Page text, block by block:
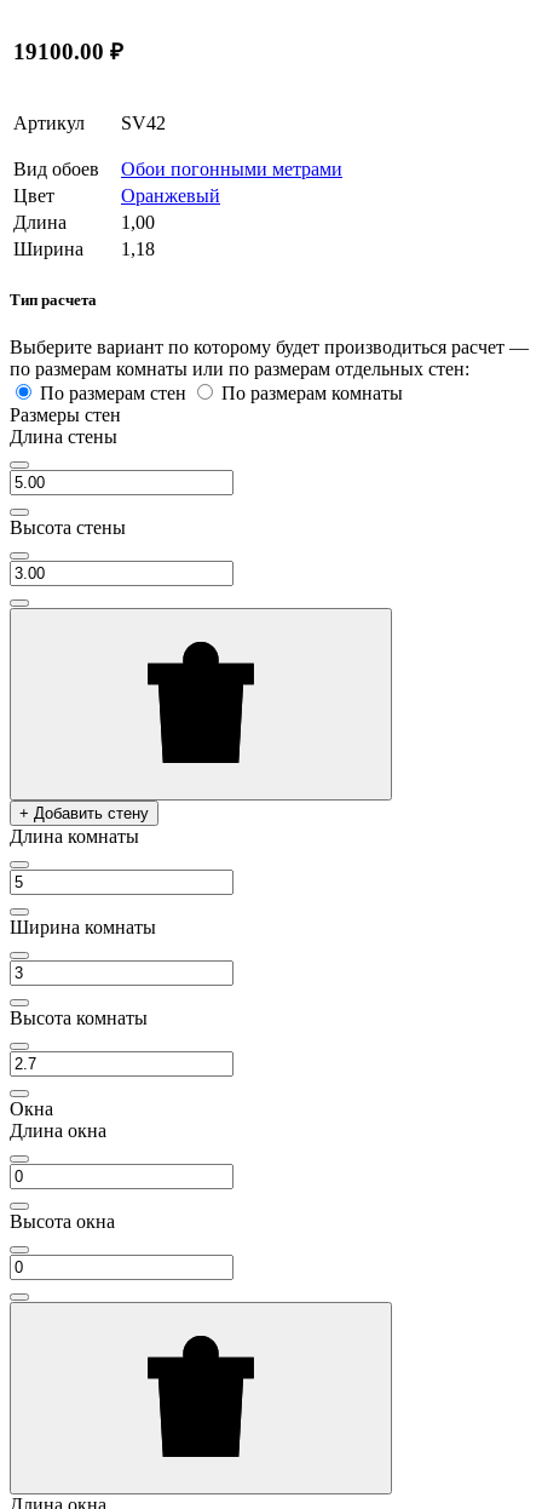
19100.00 ₽
Артикул SV42
Вид обоев
Обои погонными метрами
Цвет
Оранжевый
Длина
1,00
Ширина
1,18
Тип расчета
Выберите вариант по которому будет производиться расчет —
по размерам комнаты или по размерам отдельных стен:
По размерам стен
По размерам комнаты
Размеры стен
Длина стены
Высота стены
+ Добавить стену
Длина комнаты
Ширина комнаты
Высота комнаты
Окна
Длина окна
Высота окна
Длина окна